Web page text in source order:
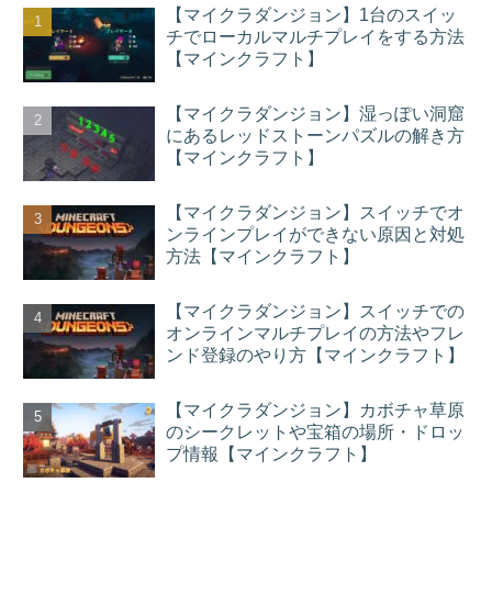
【マイクラダンジョン】1台のスイッ
チでローカルマルチプレイをする方法
【マインクラフト】
【マイクラダンジョン】湿っぽい洞窟
にあるレッドストーンパズルの解き方
【マインクラフト】
【マイクラダンジョン】スイッチでオ
ンラインプレイができない原因と対処
方法【マインクラフト】
【マイクラダンジョン】スイッチでの
オンラインマルチプレイの方法やフレ
ンド登録のやり方【マインクラフト】
【マイクラダンジョン】カボチャ草原
のシークレットや宝箱の場所・ドロッ
プ情報【マインクラフト】